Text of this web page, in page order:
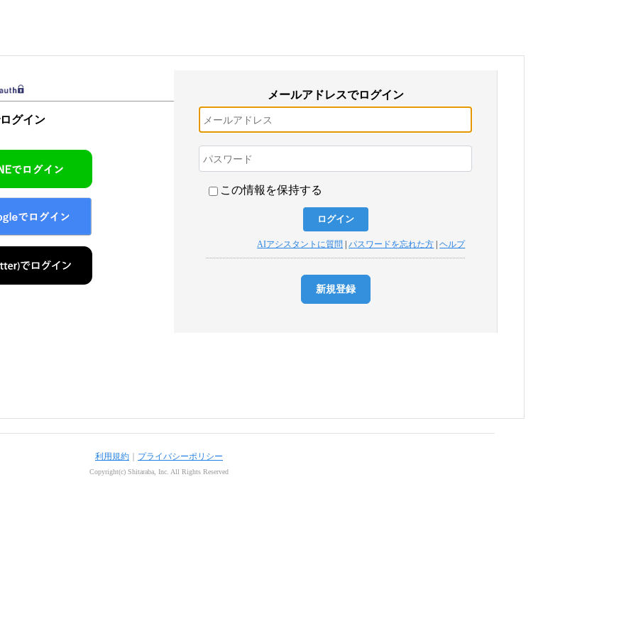
グイン
メールアドレスでログイン
この情報を保持する
AIアシスタントに質問 |パスワードを忘れた方 |ヘルプ
新規登録
利用規約 プライバシーポリシー
Copyright(c) Shitaraba, Inc. All Rights Reserved